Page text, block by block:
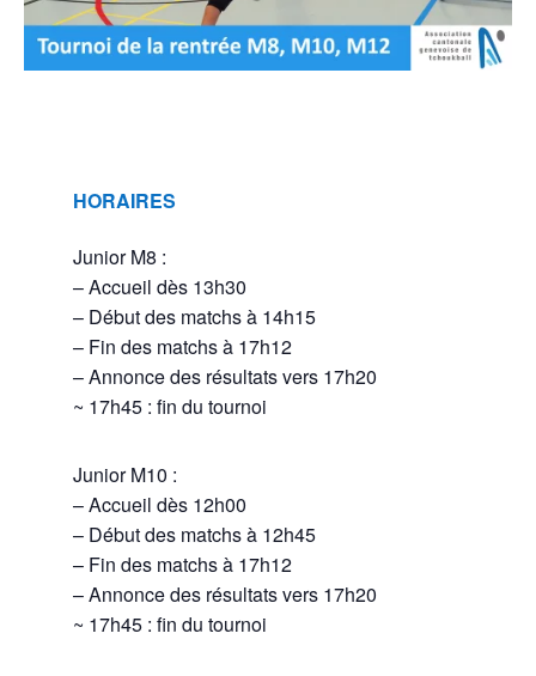
HORAIRES
Junior M8 :
– Accueil dès 13h30
– Début des matchs à 14h15
– Fin des matchs à 17h12
– Annonce des résultats vers 17h20
~ 17h45 : fin du tournoi
Junior M10 :
– Accueil dès 12h00
– Début des matchs à 12h45
– Fin des matchs à 17h12
– Annonce des résultats vers 17h20
~ 17h45 : fin du tournoi